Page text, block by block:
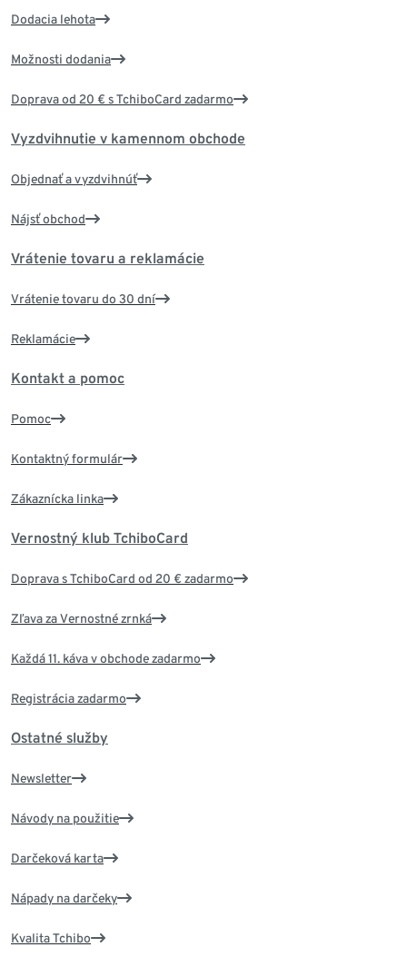
Dodacia lehota
Možnosti dodania
Doprava od 20 € s TchiboCard zadarmo
Vyzdvihnutie v kamennom obchode
Objednať a vyzdvihnúť
Nájsť obchod
Vrátenie tovaru a reklamácie
Vrátenie tovaru do 30 dní
Reklamácie
Kontakt a pomoc
Pomoc
Kontaktný formulár
Zákaznícka linka
Vernostný klub TchiboCard
Doprava s TchiboCard od 20 € zadarmo
Zľava za Vernostné zrnká
Každá 11. káva v obchode zadarmo
Registrácia zadarmo
Ostatné služby
Newsletter
Návody na použitie
Darčeková karta
Nápady na darčeky
Kvalita Tchibo